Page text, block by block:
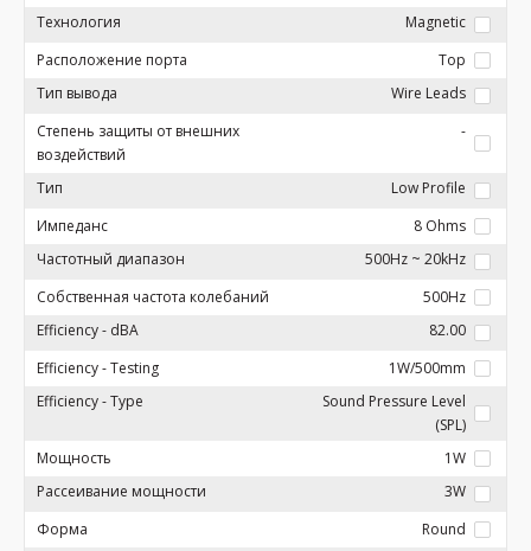
Технология
Magnetic
Расположение порта
Top
Тип вывода
Wire Leads
Степень защиты от внешних
воздействий
-
Тип
Low Profile
Импеданс
8 Ohms
Частотный диапазон
500Hz ~ 20kHz
Собственная частота колебаний
500Hz
Efficiency - dBA
82.00
Efficiency - Testing
1W/500mm
Efficiency - Type
Sound Pressure Level
(SPL)
Мощность
1W
Рассеивание мощности
3W
Форма
Round